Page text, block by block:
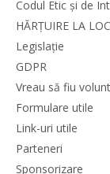
Codul Etic și de
HĂRȚUIRE LA
Legislație
GDPR
Vreau să fiu
Formulare utile
Link-uri utile
Parteneri
Sponsorizare